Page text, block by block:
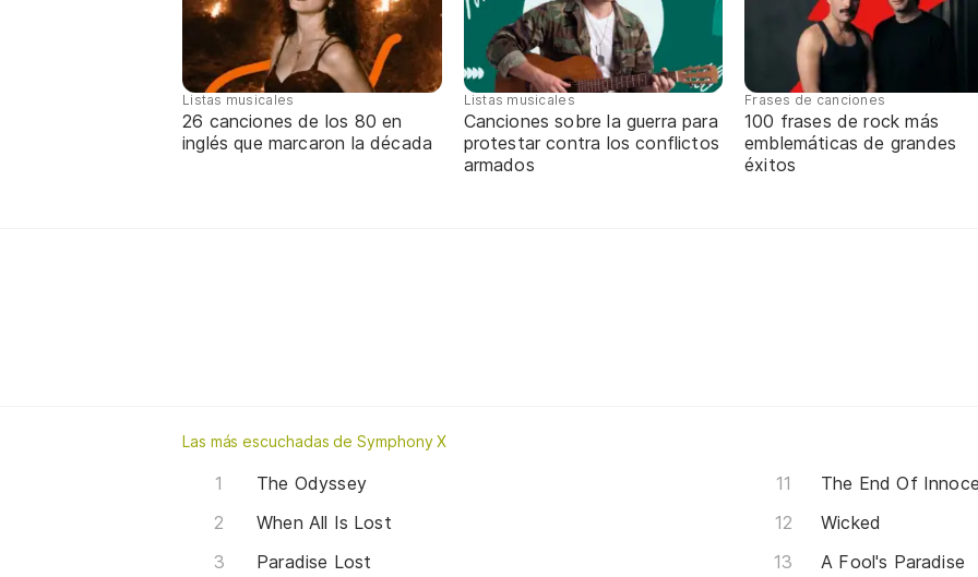
Listas musicales
26 canciones de los 80 en
inglés que marcaron la década
Listas musicales
Canciones sobre la guerra para
protestar contra los conflictos
armados
Frases de canciones
100 frases de rock más
emblemáticas de grandes
éxitos
Las más escuchadas de Symphony X
The Odyssey
When All Is Lost
Paradise Lost
The End Of
Wicked
A Fool's Paradise